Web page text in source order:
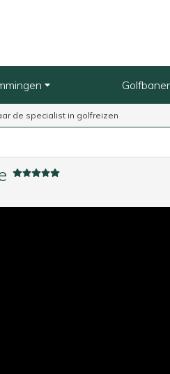
de specialist in golfreizen